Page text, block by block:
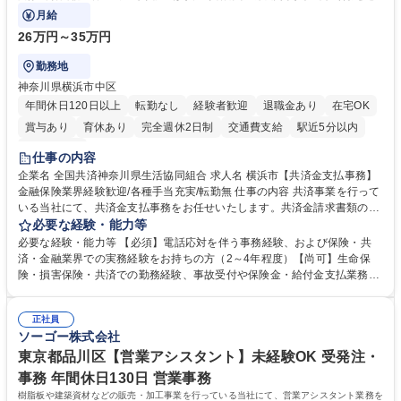
対応や書類発送等を担当します。
月給
26万円～35万円
勤務地
神奈川県横浜市中区
年間休日120日以上
転勤なし 経験者歓迎 退職金あり
在宅OK
賞与あり
育休あり 完全週休2日制 交通費支給
駅近5分以内
土日祝休み
仕事の内容
企業名 全国共済神奈川県生活協同組合 求人名 横浜市【共済金支払事務】
金融保険業界経験歓迎/各種手当充実/転勤無 仕事の内容 共済事業を行って
いる当社にて、共済金支払事務をお任せいたします。共済金請求書類の受
付・内容確認・審査・データ入力のほか、加入者様や医療機関等からの問
い合わせ電話対応や書類発送等を担当します。 ■共済金請求書類の受付、
内容確認、および共済金支払に関する審査・事務処理業務全般を担当 ■専
用システムへのデータ入力、各種必要書類の作成・発送作業 ■加入者様や
指定する業務 募集職種 横浜市【共済金支払事務】金融保険業界経験歓迎/
各種手当充実/転勤無
必要な経験・能力等
必要な経験・能力等 【必須】電話応対を伴う事務経験、および保険・共
済・金融業界での実務経験をお持ちの方（2～4年程度）【尚可】生命保
険・損害保険・共済での勤務経験、事故受付や保険金・給付金支払業務経
務へのキャリアチェンジ希望者も大歓迎です！ 学歴・資格 学歴：大学院
大学 高専 短大 専修学校 高校 語学力： 資格：
正社員
ソーゴー株式会社
東京都品川区【営業アシスタント】未経験OK 受発注・
事務 年間休日130日 営業事務
樹脂板や建築資材などの販売・加工事業を行っている当社にて、営業アシスタント業務を